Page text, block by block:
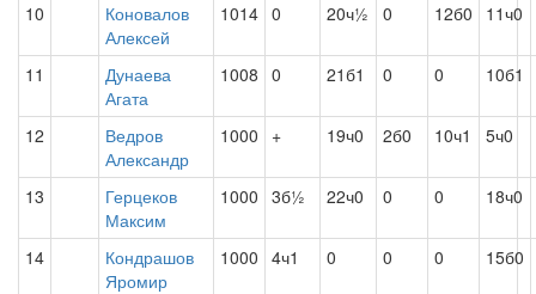
10
Коновалов
Алексей
1014 0 20ч½ 0 12б0 11ч0
11
Дунаева
Агата
1008 0 21б1 0 0 10б1
12
Ведров
Александр
1000 + 19ч0 2б0 10ч1 5ч0
13
Герцеков
Максим
1000 3б½ 22ч0 0 0 18ч0
14
Кондрашов
Яромир
1000 4ч1 0 0 0 15б0